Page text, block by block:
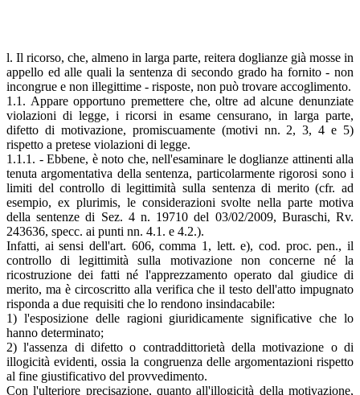
l. Il ricorso, che, almeno in larga parte, reitera doglianze già mosse in
appello ed alle quali la sentenza di secondo grado ha fornito - non
incongrue e non illegittime - risposte, non può trovare accoglimento.
1.1. Appare opportuno premettere che, oltre ad alcune denunziate
violazioni di legge, i ricorsi in esame censurano, in larga parte,
difetto di motivazione, promiscuamente (motivi nn. 2, 3, 4 e 5)
rispetto a pretese violazioni di legge.
1.1.1. - Ebbene, è noto che, nell'esaminare le doglianze attinenti alla
tenuta argomentativa della sentenza, particolarmente rigorosi sono i
limiti del controllo di legittimità sulla sentenza di merito (cfr. ad
esempio, ex plurimis, le considerazioni svolte nella parte motiva
della sentenze di Sez. 4 n. 19710 del 03/02/2009, Buraschi, Rv.
243636, specc. ai punti nn. 4.1. e 4.2.).
Infatti, ai sensi dell'art. 606, comma 1, lett. e), cod. proc. pen., il
controllo di legittimità sulla motivazione non concerne né la
ricostruzione dei fatti né l'apprezzamento operato dal giudice di
merito, ma è circoscritto alla verifica che il testo dell'atto impugnato
risponda a due requisiti che lo rendono insindacabile:
1) l'esposizione delle ragioni giuridicamente significative che lo
hanno determinato;
2) l'assenza di difetto o contraddittorietà della motivazione o di
illogicità evidenti, ossia la congruenza delle argomentazioni rispetto
al fine giustificativo del provvedimento.
Con l'ulteriore precisazione, quanto all'illogicità della motivazione,